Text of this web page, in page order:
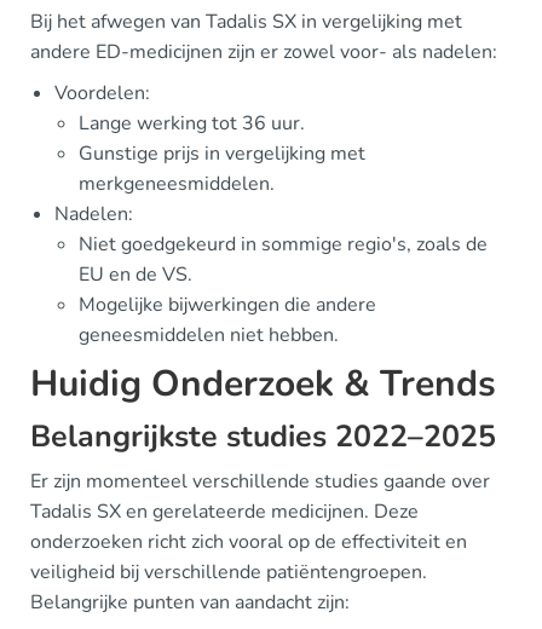
Bij het afwegen van Tadalis SX in vergelijking met
andere ED-medicijnen zijn er zowel voor- als nadelen:
Voordelen:
Lange werking tot 36 uur.
Gunstige prijs in vergelijking met
merkgeneesmiddelen.
Nadelen:
Niet goedgekeurd in sommige regio's, zoals de
EU en de VS.
Mogelijke bijwerkingen die andere
geneesmiddelen niet hebben.
Huidig Onderzoek & Trends
Belangrijkste studies 2022–2025
Er zijn momenteel verschillende studies gaande over
Tadalis SX en gerelateerde medicijnen. Deze
onderzoeken richt zich vooral op de effectiviteit en
veiligheid bij verschillende patiëntengroepen.
Belangrijke punten van aandacht zijn: